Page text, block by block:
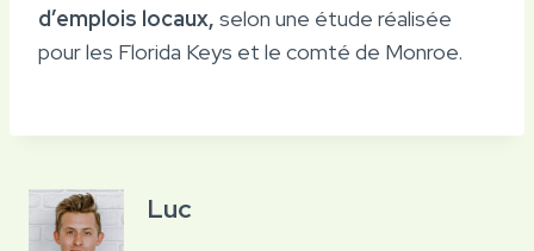
d’emplois locaux, selon une étude réalisée
pour les Florida Keys et le comté de Monroe.
Luc